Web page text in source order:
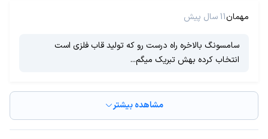
مهمان11 سال پیش
سامسونگ بالاخره راه درست رو که تولید قاب فلزی است
انتخاب کرده بهش تبریک میگم...
مشاهده بیشتر